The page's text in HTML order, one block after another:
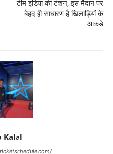
टीम इंडिया की टेंशन, इस मैदान पर
बेहद ही साधारण है खिलाड़ियों के
आंकड़े
Kalal